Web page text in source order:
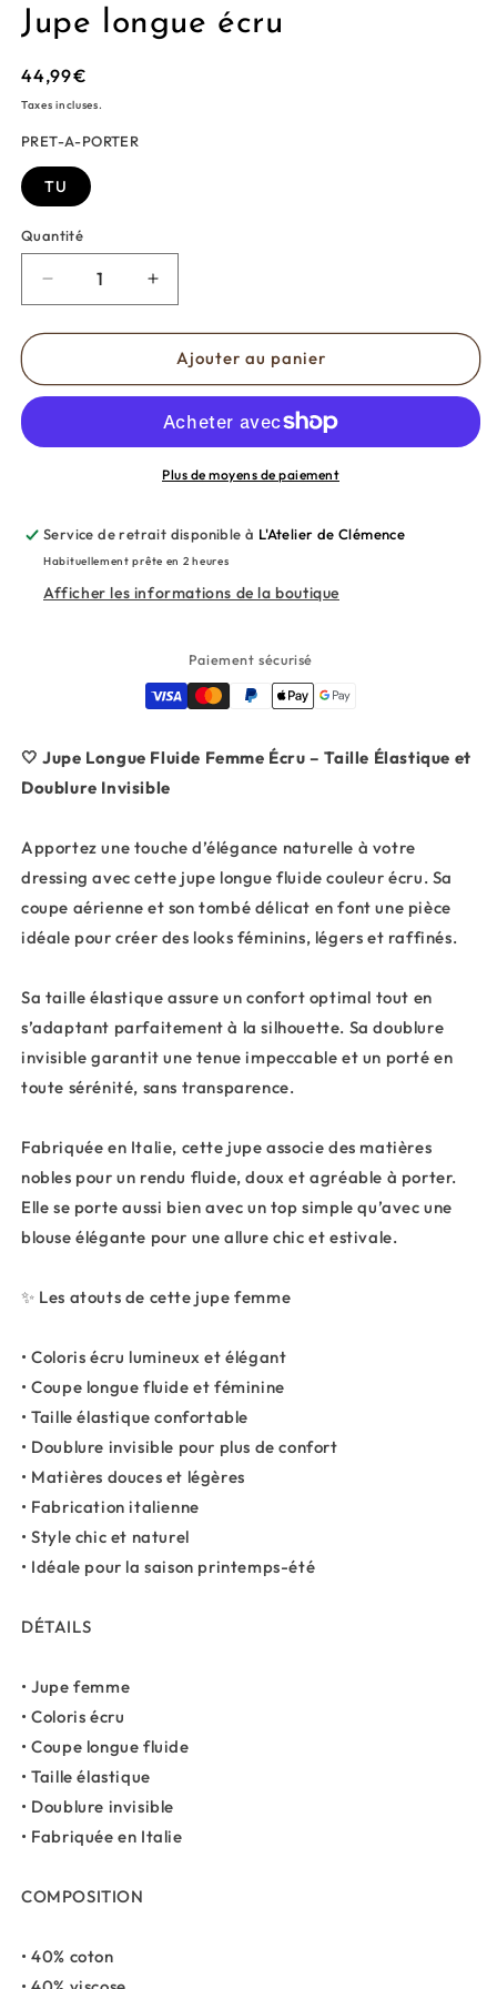
Jupe longue écru
Prix
habituel
44,99€
Taxes incluses.
PRET-A-PORTER
TU
Quantité
Réduire
la
quantité
Jupe
Augmenter
la
quantité
Jupe
écru
Ajouter au panier
Plus de moyens de paiement
Service de retrait disponible à L'Atelier de Clémence
Habituellement prête en 2 heures
Afficher les informations de la boutique
Paiement sécurisé
🤍 Jupe Longue Fluide Femme Écru – Taille Élastique et
Doublure Invisible
Apportez une touche d’élégance naturelle à votre
dressing avec cette jupe longue fluide couleur écru. Sa
coupe aérienne et son tombé délicat en font une pièce
idéale pour créer des looks féminins, légers et raffinés.
Sa taille élastique assure un confort optimal tout en
s’adaptant parfaitement à la silhouette. Sa doublure
invisible garantit une tenue impeccable et un porté en
toute sérénité, sans transparence.
Fabriquée en Italie, cette jupe associe des matières
nobles pour un rendu fluide, doux et agréable à porter.
Elle se porte aussi bien avec un top simple qu’avec une
blouse élégante pour une allure chic et estivale.
✨ Les atouts de cette jupe femme
• Coloris écru lumineux et élégant
• Coupe longue fluide et féminine
• Taille élastique confortable
• Doublure invisible pour plus de confort
• Matières douces et légères
• Fabrication italienne
• Style chic et naturel
• Idéale pour la saison printemps-été
DÉTAILS
• Jupe femme
• Coloris écru
• Coupe longue fluide
• Taille élastique
• Doublure invisible
• Fabriquée en Italie
COMPOSITION
• 40% coton